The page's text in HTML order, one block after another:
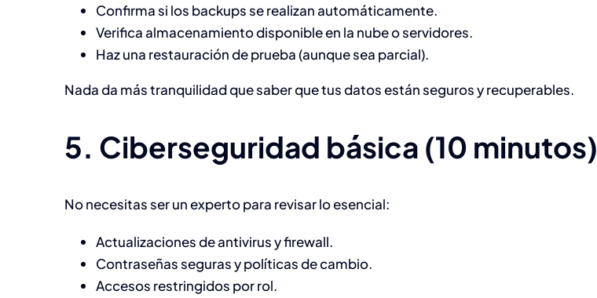
Confirma si los backups se realizan automáticamente.
Verifica almacenamiento disponible en la nube o servidores.
Haz una restauración de prueba (aunque sea parcial).
Nada da más tranquilidad que saber que tus datos están seguros y recuperables.
5. Ciberseguridad básica (10 minutos)
No necesitas ser un experto para revisar lo esencial:
Actualizaciones de antivirus y firewall.
Contraseñas seguras y políticas de cambio.
Accesos restringidos por rol.